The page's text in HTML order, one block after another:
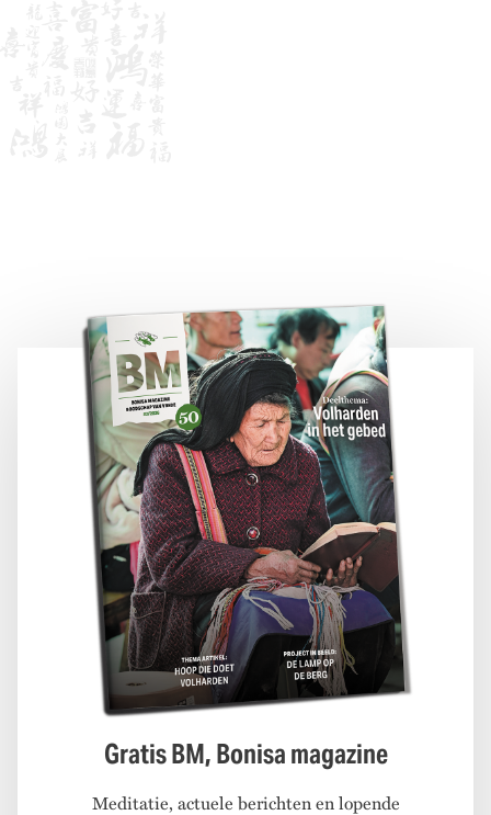
Gratis BM, Bonisa magazine
Meditatie, actuele berichten en lopende